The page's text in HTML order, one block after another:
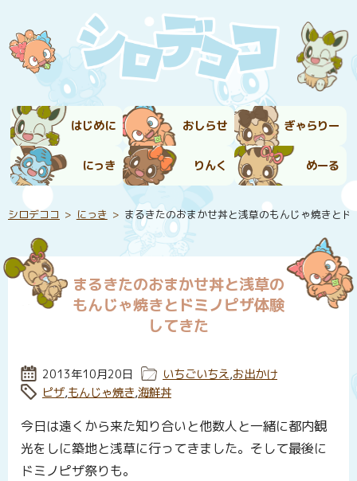
はじめに おしらせ ぎゃらりー
にっき りんく めーる
シロデココ にっき まるきたのおまかせ丼と浅草のもんじゃ焼きとド
まるきたのおまかせ丼と浅草の
もんじゃ焼きとドミノピザ体験
してきた
投稿日:
2013年10月20日 カテゴリー:
いちごいちえ,お出かけ
タグ:
ピザ,もんじゃ焼き,海鮮丼
今日は遠くから来た知り合いと他数人と一緒に都内観
光をしに築地と浅草に行ってきました。そして最後に
ドミノピザ祭りも。